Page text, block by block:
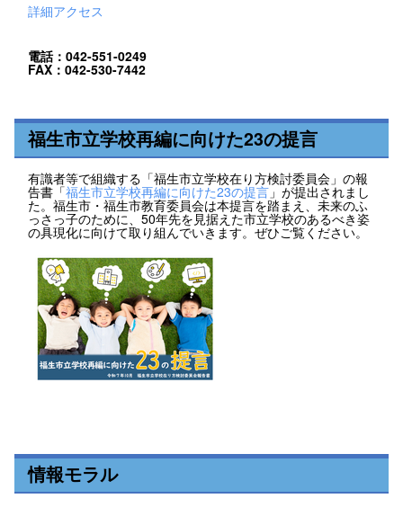
詳細アクセス
電話：042-551-0249
FAX：042-530-7442
福生市立学校再編に向けた23の提言
有識者等で組織する「福生市立学校在り方検討委員会」の報
告書「福生市立学校再編に向けた23の提言」が提出されまし
た。福生市・福生市教育委員会は本提言を踏まえ、未来のふ
っさっ子のために、50年先を見据えた市立学校のあるべき姿
の具現化に向けて取り組んでいきます。ぜひご覧ください。
情報モラル